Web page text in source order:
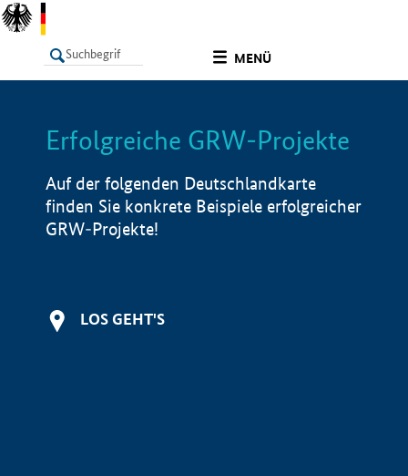
MENÜ
LISTE Info
Erfolgreiche GRW-Projekte
Auf der folgenden Deutschlandkarte
finden Sie konkrete Beispiele erfolgreicher
GRW-Projekte!
LOS GEHT'S